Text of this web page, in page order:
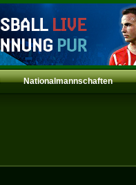
Nationalmannschaften